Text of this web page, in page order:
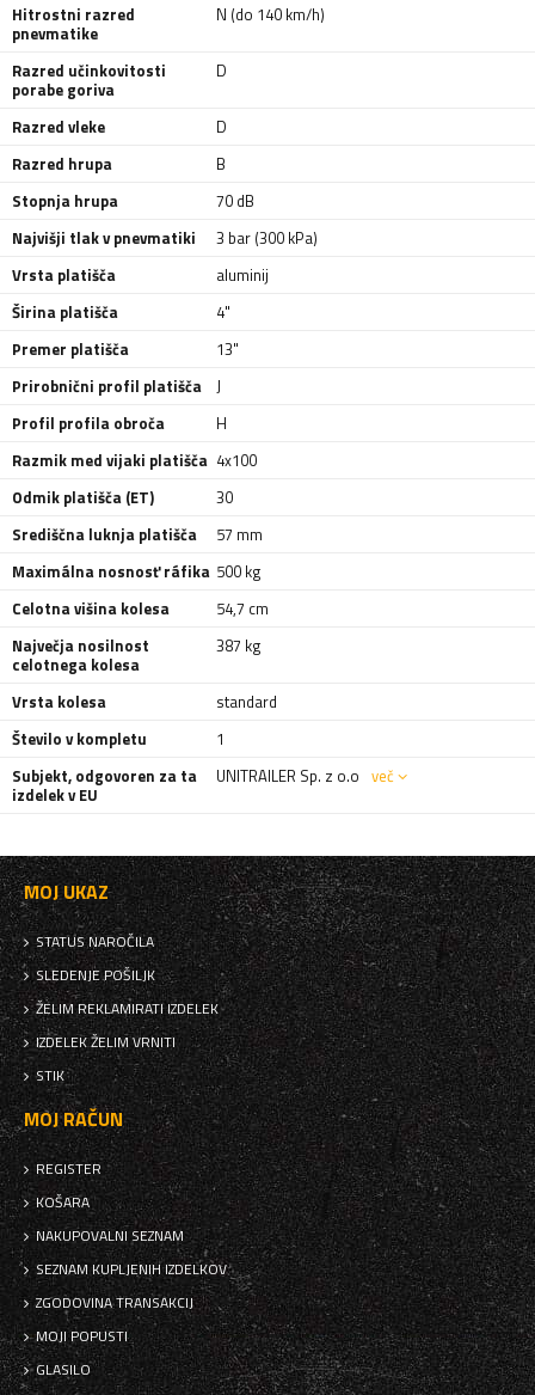
Hitrostni razred
pnevmatike
N (do 140 km/h)
Razred učinkovitosti
porabe goriva
D
Razred vleke
D
Razred hrupa
B
Stopnja hrupa
70 dB
Najvišji tlak v pnevmatiki
3 bar (300 kPa)
Vrsta platišča
aluminij
Širina platišča
4"
Premer platišča
13"
Prirobnični profil platišča
J
Profil profila obroča
H
Razmik med vijaki platišča 4x100
Odmik platišča (ET)
30
Središčna luknja platišča
57 mm
Maximálna nosnosť ráfika 500 kg
Celotna višina kolesa
54,7 cm
Največja nosilnost
celotnega kolesa
387 kg
Vrsta kolesa
standard
Število v kompletu
1
Subjekt, odgovoren za ta
izdelek v EU
UNITRAILER Sp. z o.o več
MOJ UKAZ
STATUS NAROČILA
SLEDENJE POŠILJK
ŽELIM REKLAMIRATI IZDELEK
IZDELEK ŽELIM VRNITI
STIK
MOJ RAČUN
REGISTER
KOŠARA
NAKUPOVALNI SEZNAM
SEZNAM KUPLJENIH IZDELKOV
ZGODOVINA TRANSAKCIJ
MOJI POPUSTI
GLASILO